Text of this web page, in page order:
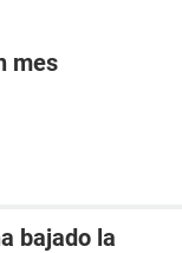
mes
bajado la